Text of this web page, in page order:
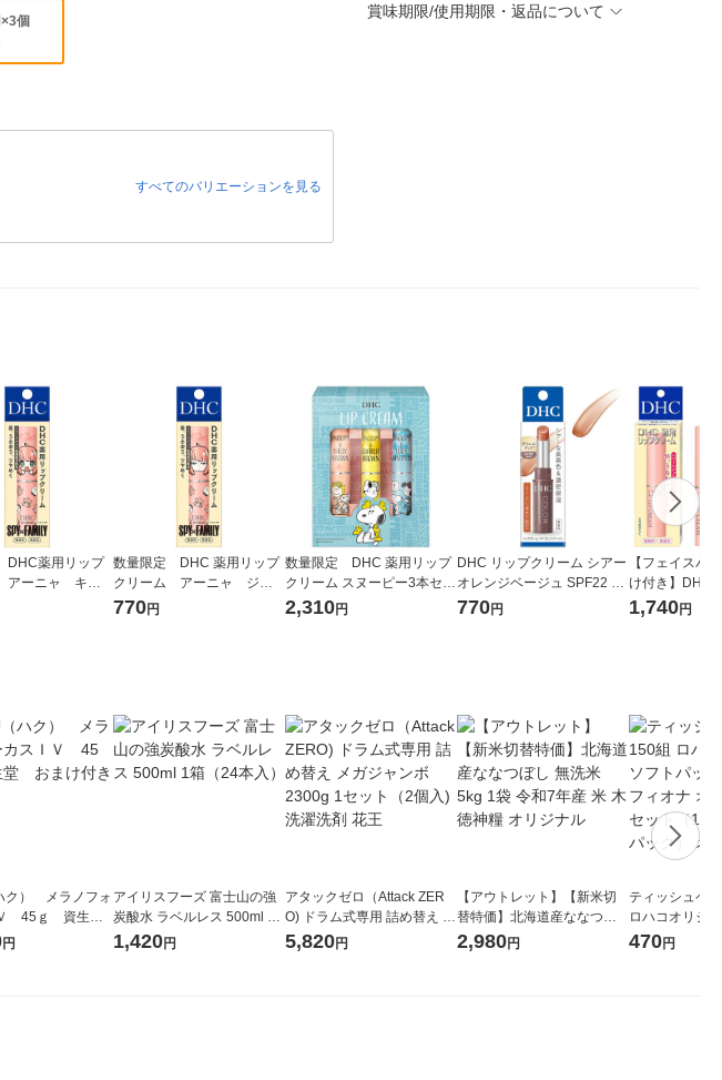
個
すべてのバリエーションを見る
賞味期限/使用期限・返品について
薬用リップ
アーニャ キラ
クターコス
数量限定 DHC 薬用リップ
クリーム アーニャ ジト
目 キャラクターコスメ
770円
数量限定 DHC 薬用リップ
クリーム スヌーピー3本セッ
ト ディーエイチシー キャ
2,310円
DHC リップクリーム シアー
オレンジベージュ SPF22 PA
++ 無香料 1個 ディーエイ
770円
【フェイスパ
け付き】DHC
リーム ３本＋
1,740円
ク） メラノフォ
45ｇ 資生
き
円
アイリスフーズ 富士山の強
炭酸水 ラベルレス 500ml 1
箱（24本入）
1,420円
アタックゼロ（Attack ZER
O) ドラム式専用 詰め替え メ
ガジャンボ 2300g 1セット
5,820円
【アウトレット】【新米切
替特価】北海道産ななつぼ
し 無洗米 5kg 1袋 令和7年産
2,980円
ティッシュペ
ロハコオリジ
ックティッシ
470円